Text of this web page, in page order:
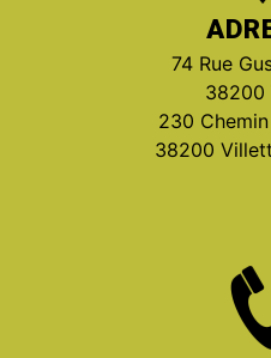
74 Rue
38200
230
38200